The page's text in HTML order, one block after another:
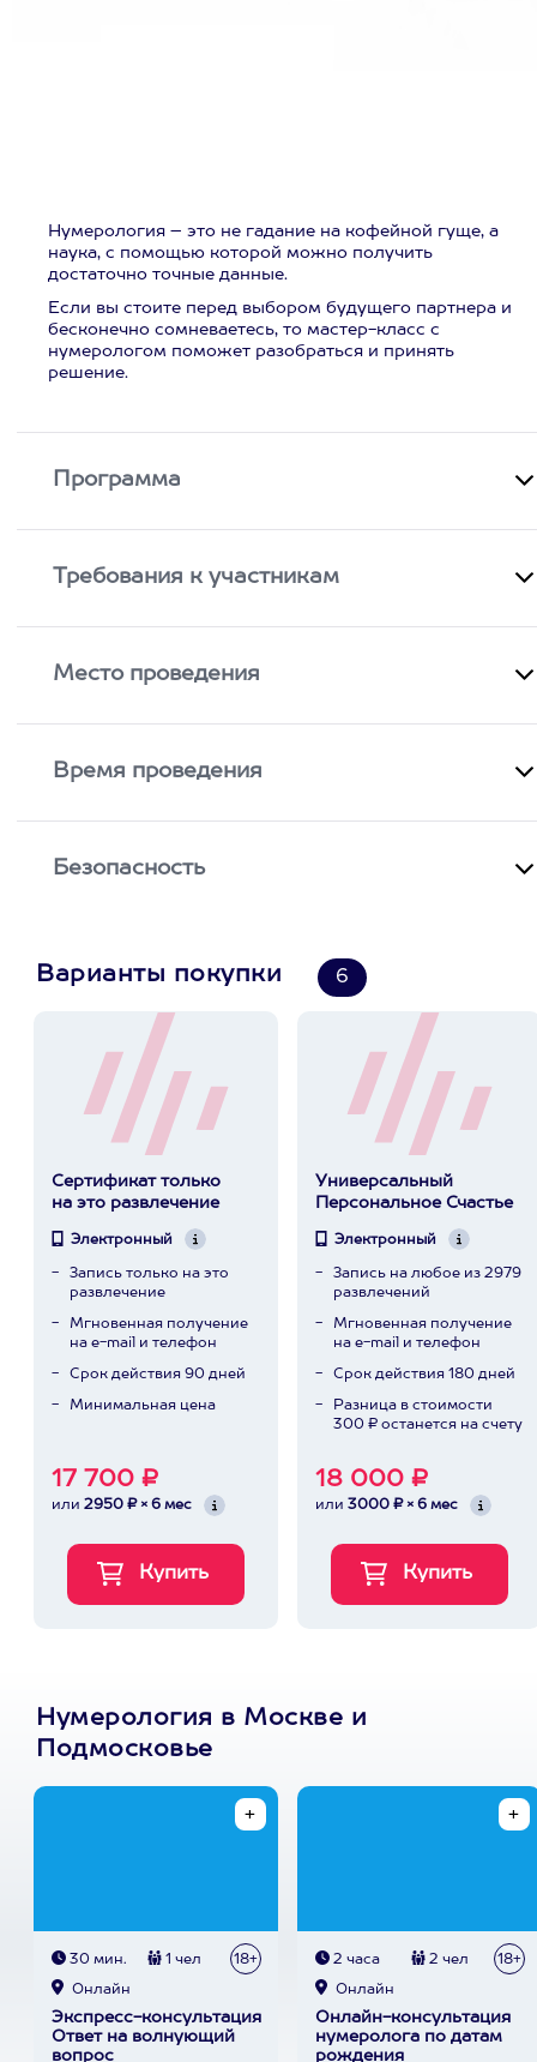
Нумерология – это не гадание на кофейной гуще, а
наука, с помощью которой можно получить
достаточно точные данные.
Если вы стоите перед выбором будущего партнера и
бесконечно сомневаетесь, то мастер-класс с
нумерологом поможет разобраться и принять
решение.
Программа
Требования к участникам
Место проведения
Время проведения
Безопасность
Варианты покупки 6
Сертификат только
на это развлечение
Электронный
Запись только на это
развлечение
Мгновенная получение
на e-mail и телефон
Срок действия 90 дней
Минимальная цена
17 700 ₽
или 2950 ₽ × 6 мес
Универсальный
Персональное Счастье
Электронный
Запись на любое из 2979
развлечений
Мгновенная получение
на e-mail и телефон
Срок действия 180 дней
Разница в стоимости
300 ₽ останется на счету
18 000 ₽
или 3000 ₽ × 6 мес
Нумерология в Москве и
Подмосковье
30 мин. 1 чел 18+
Онлайн
Экспресс-консультация
Ответ на волнующий
вопрос
2 часа 2 чел 18+
Онлайн
Онлайн-консультация
нумеролога по датам
рождения